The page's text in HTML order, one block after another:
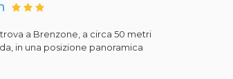
a Brenzone, a circa 50 metri
in una posizione panoramica